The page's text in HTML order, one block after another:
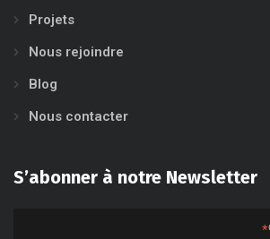
Projets
Nous rejoindre
Blog
Nous contacter
S’abonner à notre Newsletter
*